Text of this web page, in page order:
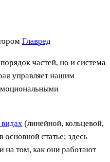
Главред
частей, но и система
управляет нашим
(линейной, кольцевой,
статье; здесь
на том, как они работают